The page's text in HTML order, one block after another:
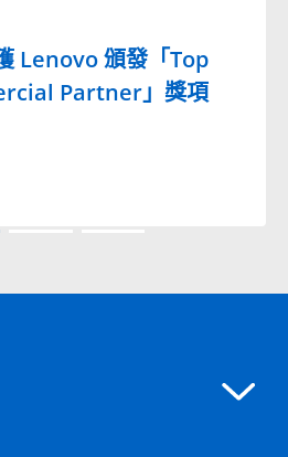
Lenovo 頒發「Top
Partner」獎項